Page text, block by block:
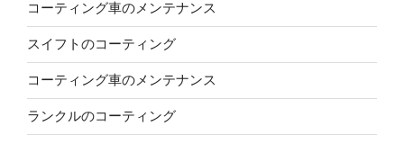
コーティング車のメンテナンス
スイフトのコーティング
コーティング車のメンテナンス
ランクルのコーティング